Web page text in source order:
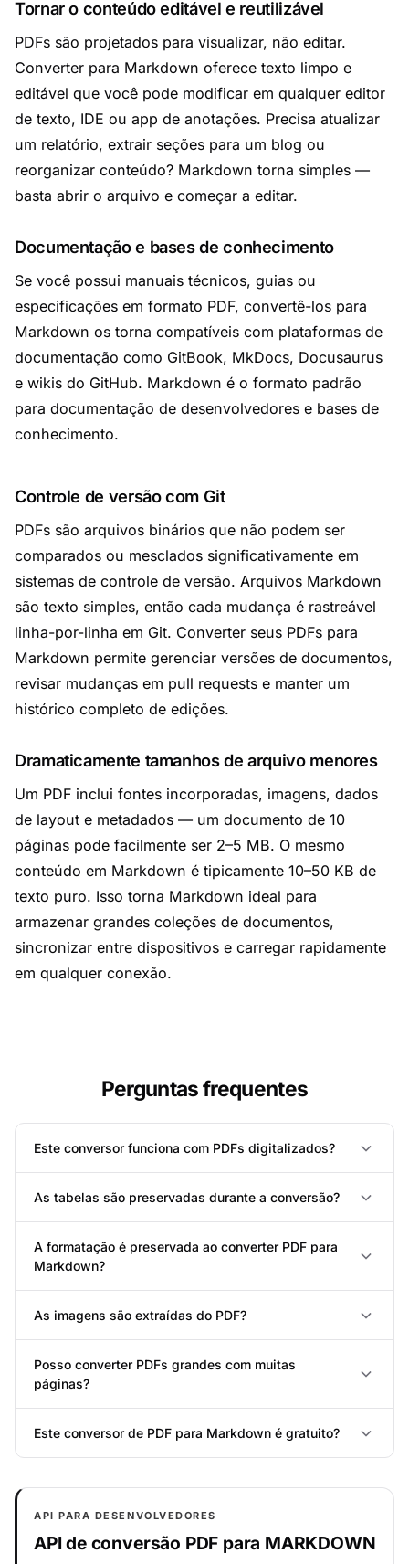
Tornar o conteúdo editável e reutilizável
PDFs são projetados para visualizar, não editar.
Converter para Markdown oferece texto limpo e
editável que você pode modificar em qualquer editor
de texto, IDE ou app de anotações. Precisa atualizar
um relatório, extrair seções para um blog ou
reorganizar conteúdo? Markdown torna simples —
basta abrir o arquivo e começar a editar.
Documentação e bases de conhecimento
Se você possui manuais técnicos, guias ou
especificações em formato PDF, convertê-los para
Markdown os torna compatíveis com plataformas de
documentação como GitBook, MkDocs, Docusaurus
e wikis do GitHub. Markdown é o formato padrão
para documentação de desenvolvedores e bases de
conhecimento.
Controle de versão com Git
PDFs são arquivos binários que não podem ser
comparados ou mesclados significativamente em
sistemas de controle de versão. Arquivos Markdown
são texto simples, então cada mudança é rastreável
linha-por-linha em Git. Converter seus PDFs para
Markdown permite gerenciar versões de documentos,
revisar mudanças em pull requests e manter um
histórico completo de edições.
Dramaticamente tamanhos de arquivo menores
Um PDF inclui fontes incorporadas, imagens, dados
de layout e metadados — um documento de 10
páginas pode facilmente ser 2–5 MB. O mesmo
conteúdo em Markdown é tipicamente 10–50 KB de
texto puro. Isso torna Markdown ideal para
armazenar grandes coleções de documentos,
sincronizar entre dispositivos e carregar rapidamente
em qualquer conexão.
Perguntas frequentes
Este conversor funciona com PDFs digitalizados?
As tabelas são preservadas durante a conversão?
A formatação é preservada ao converter PDF para
Markdown?
As imagens são extraídas do PDF?
Posso converter PDFs grandes com muitas
páginas?
Este conversor de PDF para Markdown é gratuito?
API PARA DESENVOLVEDORES
API de conversão PDF para MARKDOWN